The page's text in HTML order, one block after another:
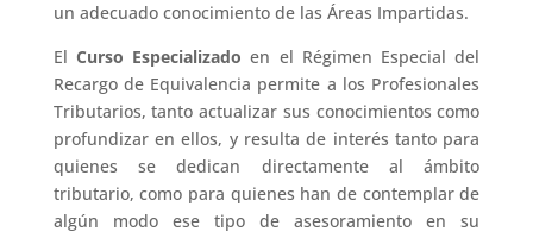
un adecuado conocimiento de las Áreas Impartidas.
El Curso Especializadoen el Régimen Especial del
Recargo de Equivalencia permite a los Profesionales
Tributarios, tanto actualizar sus conocimientos como
profundizar en ellos, y resulta de interés tanto para
quienes se dedican directamente al ámbito
tributario, como para quienes han de contemplar de
algún modo ese tipo de asesoramiento en su